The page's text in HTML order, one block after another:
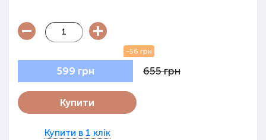
599 грн
-56 грн
655 грн
Купити
Купити в 1 клік